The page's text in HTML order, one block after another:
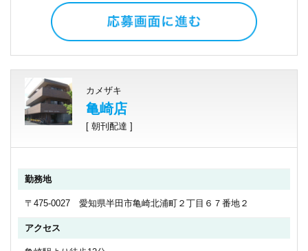
カメザキ
亀崎店
[ 朝刊配達 ]
勤務地
〒475-0027 愛知県半田市亀崎北浦町２丁目６７番地２
アクセス